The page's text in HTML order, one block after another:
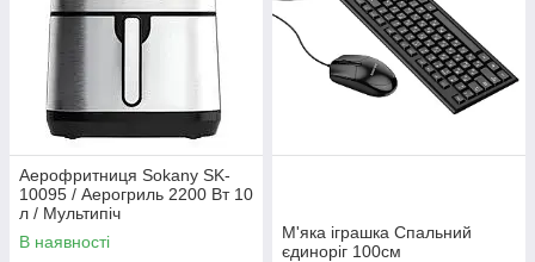
Аерофритниця Sokany SK-
10095 / Аерогриль 2200 Вт 10
л / Мультипіч
аерофритюрниця
безмасляна
В наявності
М'яка іграшка Спальний
єдиноріг 100см